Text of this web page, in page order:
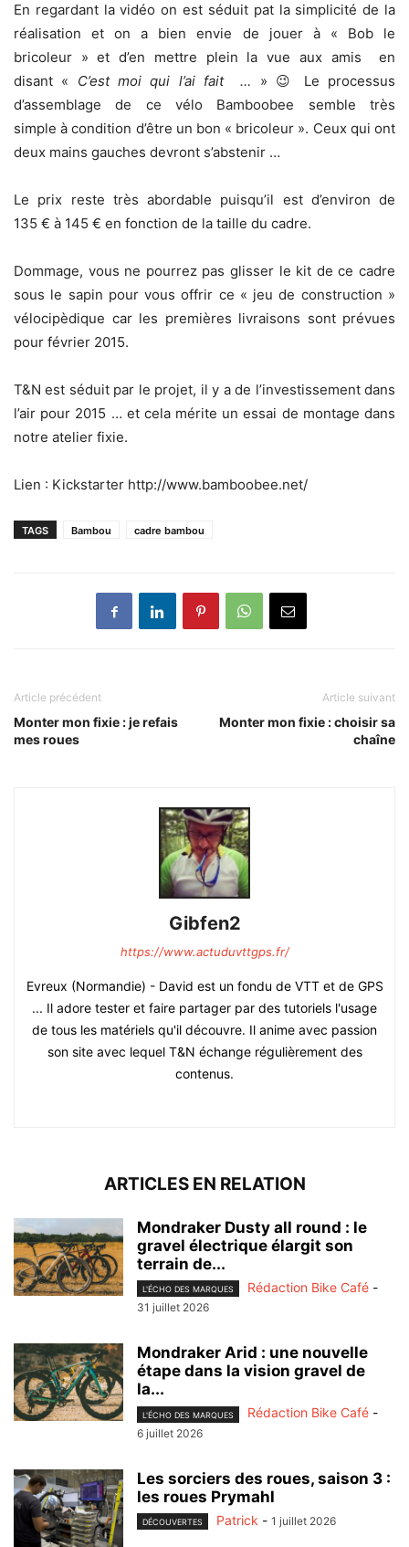
En regardant la vidéo on est séduit pat la simplicité de la
réalisation et on a bien envie de jouer à « Bob le
bricoleur » et d’en mettre plein la vue aux amis en
disant « C’est moi qui l’ai fait … » 😉 Le processus
d’assemblage de ce vélo Bamboobee semble très
simple à condition d’être un bon « bricoleur ». Ceux qui ont
deux mains gauches devront s’abstenir …
Le prix reste très abordable puisqu’il est d’environ de
135 € à 145 € en fonction de la taille du cadre.
Dommage, vous ne pourrez pas glisser le kit de ce cadre
sous le sapin pour vous offrir ce « jeu de construction »
vélocipèdique car les premières livraisons sont prévues
pour février 2015.
T&N est séduit par le projet, il y a de l’investissement dans
l’air pour 2015 … et cela mérite un essai de montage dans
notre atelier fixie.
Lien : Kickstarter http://www.bamboobee.net/
TAGS Bambou cadre bambou
Article précédent
Monter mon fixie : je refais
mes roues
Article suivant
Monter mon fixie : choisir sa
chaîne
Gibfen2
https://www.actuduvttgps.fr/
Evreux (Normandie) - David est un fondu de VTT et de GPS
... Il adore tester et faire partager par des tutoriels l'usage
de tous les matériels qu'il découvre. Il anime avec passion
son site avec lequel T&N échange régulièrement des
contenus.
ARTICLES EN RELATION
Mondraker Dusty all round : le
gravel électrique élargit son
terrain de...
L'ÉCHO DES MARQUES Rédaction Bike Café -
31 juillet 2026
Mondraker Arid : une nouvelle
étape dans la vision gravel de
la...
L'ÉCHO DES MARQUES Rédaction Bike Café -
6 juillet 2026
Les sorciers des roues, saison 3 :
les roues Prymahl
DÉCOUVERTES Patrick - 1 juillet 2026